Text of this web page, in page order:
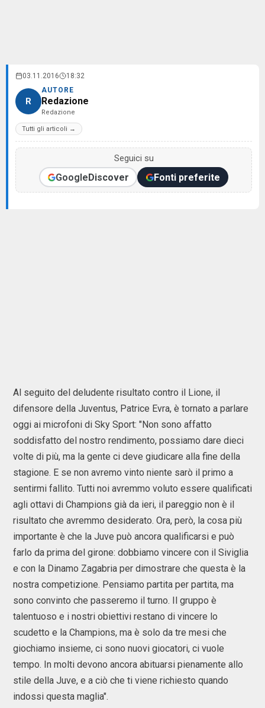
03.11.2016 18:32
R
AUTORE
Redazione
Redazione
Tutti gli articoli →
Seguici su
GoogleDiscover Fonti preferite
Al seguito del deludente risultato contro il Lione, il
difensore della Juventus, Patrice Evra, è tornato a parlare
oggi ai microfoni di Sky Sport: "Non sono affatto
soddisfatto del nostro rendimento, possiamo dare dieci
volte di più, ma la gente ci deve giudicare alla fine della
stagione. E se non avremo vinto niente sarò il primo a
sentirmi fallito. Tutti noi avremmo voluto essere qualificati
agli ottavi di Champions già da ieri, il pareggio non è il
risultato che avremmo desiderato. Ora, però, la cosa più
importante è che la Juve può ancora qualificarsi e può
farlo da prima del girone: dobbiamo vincere con il Siviglia
e con la Dinamo Zagabria per dimostrare che questa è la
nostra competizione. Pensiamo partita per partita, ma
sono convinto che passeremo il turno. Il gruppo è
talentuoso e i nostri obiettivi restano di vincere lo
scudetto e la Champions, ma è solo da tre mesi che
giochiamo insieme, ci sono nuovi giocatori, ci vuole
tempo. In molti devono ancora abituarsi pienamente allo
stile della Juve, e a ciò che ti viene richiesto quando
indossi questa maglia".